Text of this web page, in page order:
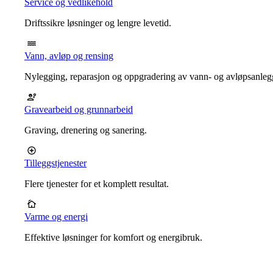
Driftssikre løsninger og lengre levetid.
Vann, avløp og rensing
Nylegging, reparasjon og oppgradering av vann- og
Gravearbeid og grunnarbeid
Graving, drenering og sanering.
Tilleggstjenester
Flere tjenester for et komplett resultat.
Varme og energi
Effektive løsninger for komfort og energibruk.